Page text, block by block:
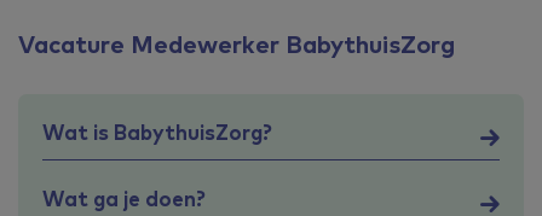
Vacature Medewerker BabythuisZorg
Wat is BabythuisZorg?
Wat ga je doen?